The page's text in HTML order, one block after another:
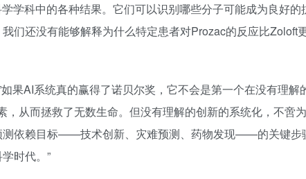
学科中的各种结果。它们可以识别哪些分子可能成为良好
们还没有能够解释为什么特定患者对Prozac的反应比Zoloft
果AI系统真的赢得了诺贝尔奖，它不会是第一个在没有理解
从而拯救了无数生命。但没有理解的创新的系统化，不啻
测依赖目标——技术创新、灾难预测、药物发现——的关键步
时代。”